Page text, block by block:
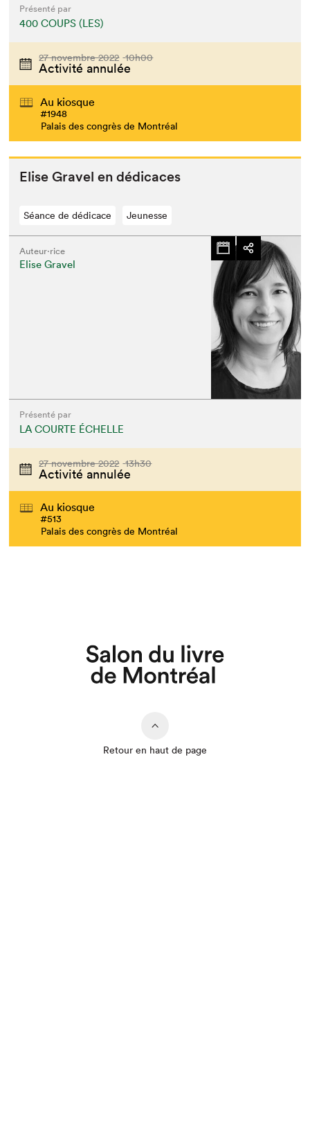
Que cherchez-vous?
Présenté par
400 COUPS (LES)
27 novembre 2022 10h00
Activité annulée
Au kiosque
#1948
Palais des congrès de Montréal
Elise Grav­el en dédicaces
Séance de dédicace Jeunesse
Auteur·rice
Elise Gravel
Présenté par
LA COURTE ÉCHELLE
27 novembre 2022 13h30
Activité annulée
Au kiosque
#513
Palais des congrès de Montréal
Retour en haut de page